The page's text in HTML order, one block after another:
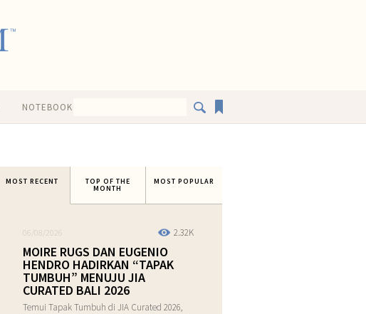
NOTEBOOK
MOST RECENT TOP OF THE
MONTH
MOST POPULAR
2.32K
06/08/2026
MOIRE RUGS DAN EUGENIO
HENDRO HADIRKAN “TAPAK
TUMBUH” MENUJU JIA
CURATED BALI 2026
Temui Tapak Tumbuh di JIA Curated 2026,